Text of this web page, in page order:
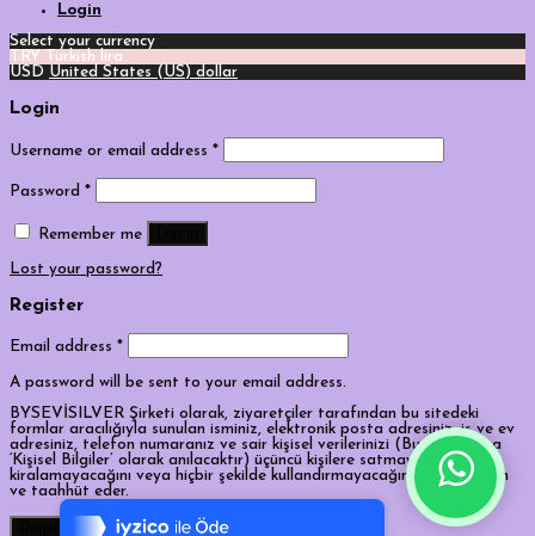
Tek Tıkla Ödeme Kolaylığı
7/24 Canlı Destek
Login
Select your currency
TRY
Turkish lira
USD United States (US) dollar
Login
Username or email address *
Password *
Remember me
Lost your password?
Register
Email address *
A password will be sent to your email address.
BYSEVİSILVER Şirketi olarak, ziyaretçiler tarafından bu sitedeki
formlar aracılığıyla sunulan isminiz, elektronik posta adresiniz, iş ve ev
adresiniz, telefon numaranız ve sair kişisel verilerinizi (Bundan sonra
‘Kişisel Bilgiler’ olarak anılacaktır) üçüncü kişilere satmayacağını,
kiralamayacağını veya hiçbir şekilde kullandırmayacağını kabul, beyan
ve taahhüt eder.